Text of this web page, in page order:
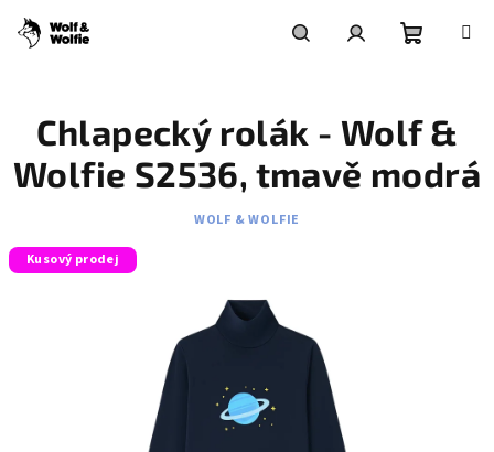
obsah
košík
Chlapecký rolák - Wolf &
Wolfie S2536, tmavě modrá
WOLF & WOLFIE
Kusový prodej